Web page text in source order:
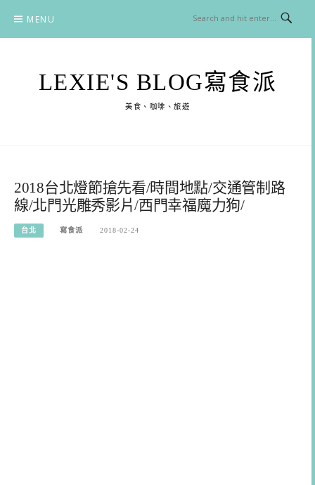
content
MENU
LEXIE'S BLOG寫食派
美食、咖啡、旅遊
2018台北燈節搶先看/時間地點/交通管制路
線/北門光雕秀影片/西門幸福魔力狗/
台北 寫食派 2018-02-24